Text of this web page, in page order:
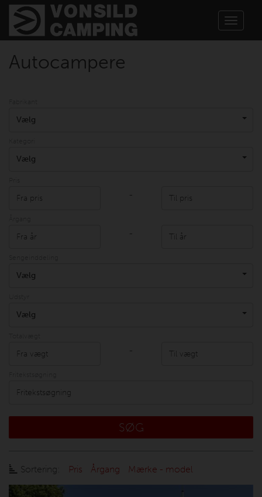
Toggle
Autocampere
Vælg
Vælg
-
-
Vælg
Vælg
-
SØG
Sortering: Pris Årgang Mærke - model